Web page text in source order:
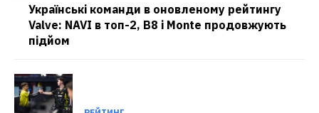
Українські команди в оновленому рейтингу
Valve: NAVI в топ-2, B8 і Monte продовжують
підйом